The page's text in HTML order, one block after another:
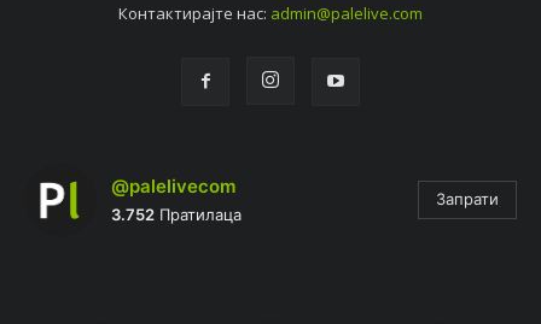
Контактирајтe нас: admin@palelive.com
@palelivecom
3.752 Пратилаца
Запрати